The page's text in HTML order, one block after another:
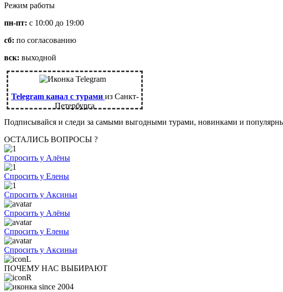
Режим работы
пн-пт: с 10:00 до 19:00
сб: по согласованию
вск: выходной
Telegram канал с турами из Санкт-
Петербурга
Подписывайся и следи за самыми выгодными турами, новинками и
ОСТАЛИСЬ ВОПРОСЫ ?
Спросить у Алёны
Спросить у Елены
Спросить у Аксиньи
Спросить у Алёны
Спросить у Елены
Спросить у Аксиньи
ПОЧЕМУ НАС ВЫБИРАЮТ